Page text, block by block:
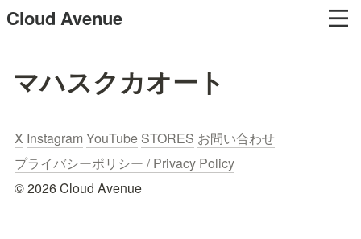
Cloud Avenue
マハスクカオート
X Instagram YouTube STORES お問い合わせ
プライバシーポリシー / Privacy Policy
© 2026 Cloud Avenue